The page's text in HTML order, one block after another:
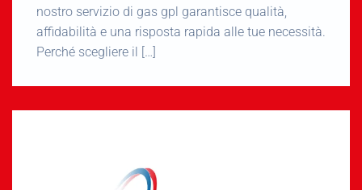
nostro servizio di gas gpl garantisce qualità,
affidabilità e una risposta rapida alle tue necessità.
Perché scegliere il […]